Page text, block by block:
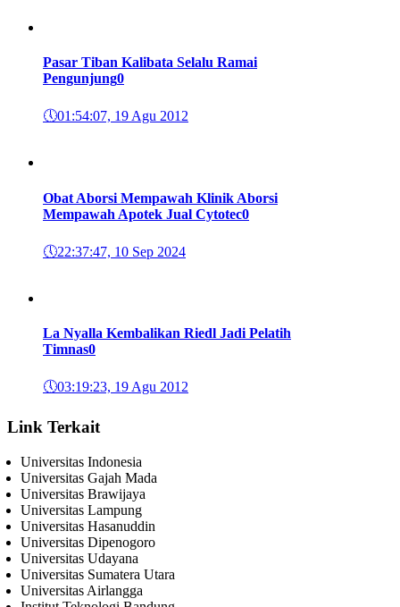
Pasar Tiban Kalibata Selalu Ramai
Pengunjung0
🕔01:54:07, 19 Agu 2012
Obat Aborsi Mempawah Klinik Aborsi
Mempawah Apotek Jual Cytotec0
🕔22:37:47, 10 Sep 2024
La Nyalla Kembalikan Riedl Jadi Pelatih
Timnas0
🕔03:19:23, 19 Agu 2012
Link Terkait
Universitas Indonesia
Universitas Gajah Mada
Universitas Brawijaya
Universitas Lampung
Universitas Hasanuddin
Universitas Dipenogoro
Universitas Udayana
Universitas Sumatera Utara
Universitas Airlangga